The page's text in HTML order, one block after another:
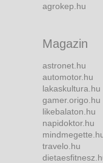
agrokep.hu
Magazin
astronet.hu
automotor.hu
lakaskultura.hu
gamer.origo.hu
likebalaton.hu
napidoktor.hu
travelo.hu